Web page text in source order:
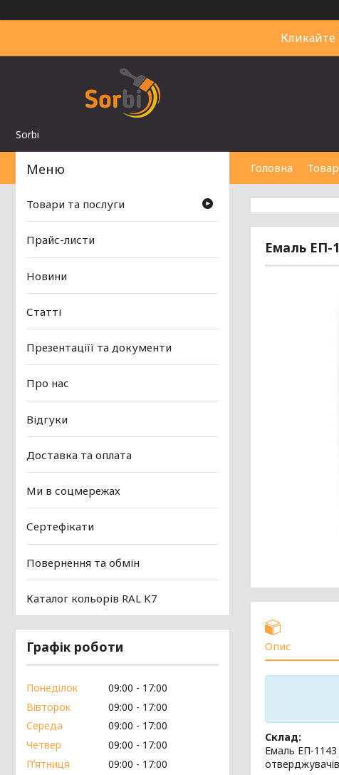
Sorbi
Головна
Емаль ЕП-
Опис
Склад:
Емаль ЕП-1143
Товари та послуги
Прайс-листи
Новини
Статті
Презентаціїї та документи
Про нас
Відгуки
Доставка та оплата
Ми в соцмережах
Сертефікати
Повернення та обмін
Каталог кольорів RAL K7
Графік роботи
Понеділок 09:00
17:00
Вівторок
09:00
17:00
Середа
09:00
17:00
Четвер
09:00
17:00
Пʼятниця
09:00
17:00